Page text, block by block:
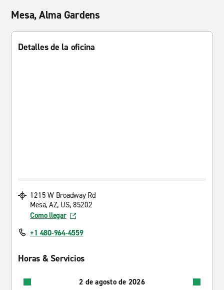
Mesa, Alma Gardens
Detalles de la oficina
1215 W Broadway Rd
Mesa, AZ, US, 85202
Como llegar
+1 480-964-4559
Horas & Servicios
2 de agosto de 2026